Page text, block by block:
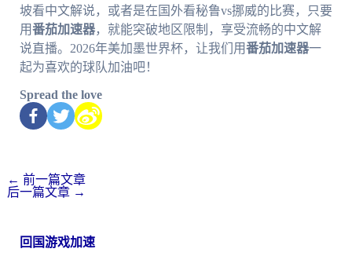
坡看中文解说，或者是在国外看秘鲁vs挪威的比赛，只要
用番茄加速器，就能突破地区限制，享受流畅的中文解
说直播。2026年美加墨世界杯，让我们用番茄加速器一
起为喜欢的球队加油吧！
Spread the love
← 前一篇文章
后一篇文章 →
回国游戏加速